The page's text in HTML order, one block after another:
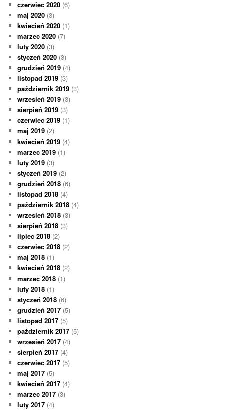
czerwiec 2020 (6)
maj 2020 (3)
kwiecień 2020 (1)
marzec 2020 (7)
luty 2020 (3)
styczeń 2020 (3)
grudzień 2019 (4)
listopad 2019 (3)
październik 2019 (3)
wrzesień 2019 (3)
sierpień 2019 (3)
czerwiec 2019 (1)
maj 2019 (2)
kwiecień 2019 (4)
marzec 2019 (1)
luty 2019 (3)
styczeń 2019 (2)
grudzień 2018 (6)
listopad 2018 (4)
październik 2018 (4)
wrzesień 2018 (3)
sierpień 2018 (3)
lipiec 2018 (2)
czerwiec 2018 (2)
maj 2018 (1)
kwiecień 2018 (2)
marzec 2018 (1)
luty 2018 (1)
styczeń 2018 (6)
grudzień 2017 (5)
listopad 2017 (5)
październik 2017 (5)
wrzesień 2017 (4)
sierpień 2017 (4)
czerwiec 2017 (5)
maj 2017 (5)
kwiecień 2017 (4)
marzec 2017 (3)
luty 2017 (4)